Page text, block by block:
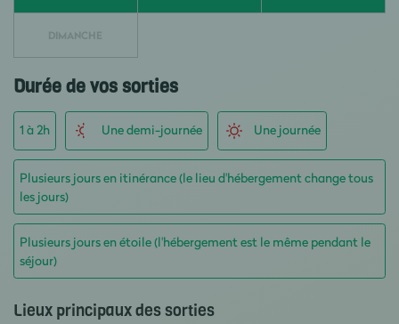
DIMANCHE
Durée de vos sorties
1 à 2h Une demi-journée Une journée
Plusieurs jours en itinérance (le lieu d'hébergement change tous
les jours)
Plusieurs jours en étoile (l'hébergement est le même pendant le
séjour)
Lieux principaux des sorties